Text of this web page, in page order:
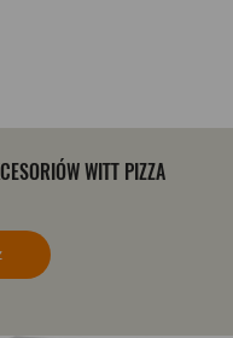
WITT PIZZA